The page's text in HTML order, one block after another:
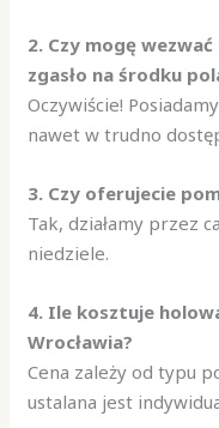
2. Czy mogę
zgasło na środku
Oczywiście!
nawet w trudno
3. Czy oferujecie
Tak, działamy przez
niedziele.
4. Ile kosztuje
Wrocławia?
Cena zależy od typu
ustalana jest